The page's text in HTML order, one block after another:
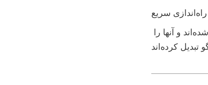
سریع